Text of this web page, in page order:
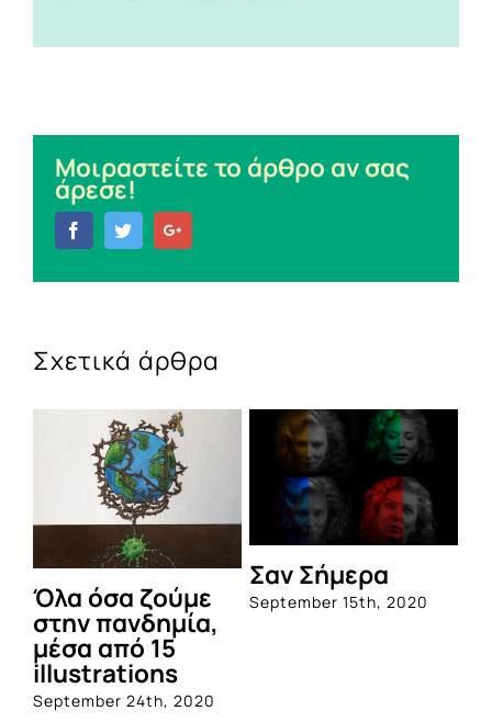
Μοιραστείτε το άρθρο αν σας
άρεσε!
FacebookTwitter
Σχετικά άρθρα
Όλα όσα ζούμε
στην πανδημία,
μέσα από 15
illustrations
September 24th, 2020
Σαν Σήμερα
September 15th, 2020